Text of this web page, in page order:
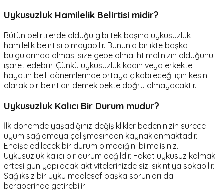
Uykusuzluk Hamilelik Belirtisi midir?
Bütün belirtilerde olduğu gibi tek başına uykusuzluk
hamilelik belirtisi olmayabilir. Bununla birlikte başka
bulgularında olması size gebe olma ihtimalinizin olduğunu
işaret edebilir. Çünkü uykusuzluk kadın veya erkekte
hayatın belli dönemlerinde ortaya çıkabileceği için kesin
olarak bir belirtidir demek pekte doğru olmayacaktır.
Uykusuzluk Kalıcı Bir Durum mudur?
İlk dönemde yaşadığınız değişiklikler bedeninizin sürece
uyum sağlamaya çalışmasından kaynaklanmaktadır.
Endişe edilecek bir durum olmadığını bilmelisiniz.
Uykusuzluk kalıcı bir durum değildir. Fakat uykusuz kalmak
ertesi gün yapılacak aktivitelerinizde sizi sıkıntıya sokabilir.
Sağlıksız bir uyku maalesef başka sorunları da
beraberinde getirebilir.